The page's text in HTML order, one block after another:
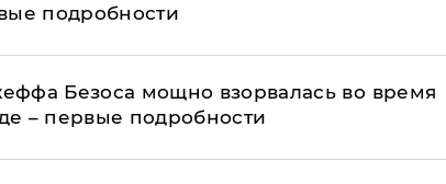
подробности
Безоса мощно взорвалась во время
– первые подробности